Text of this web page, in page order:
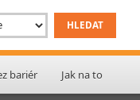
bariér Jak na to